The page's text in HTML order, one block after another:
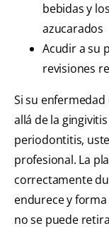
bebidas y
azucarados
Acudir a su
revisiones
Si su enfermedad
allá de la
periodontitis,
profesional. La
correctamente
endurece y
no se puede